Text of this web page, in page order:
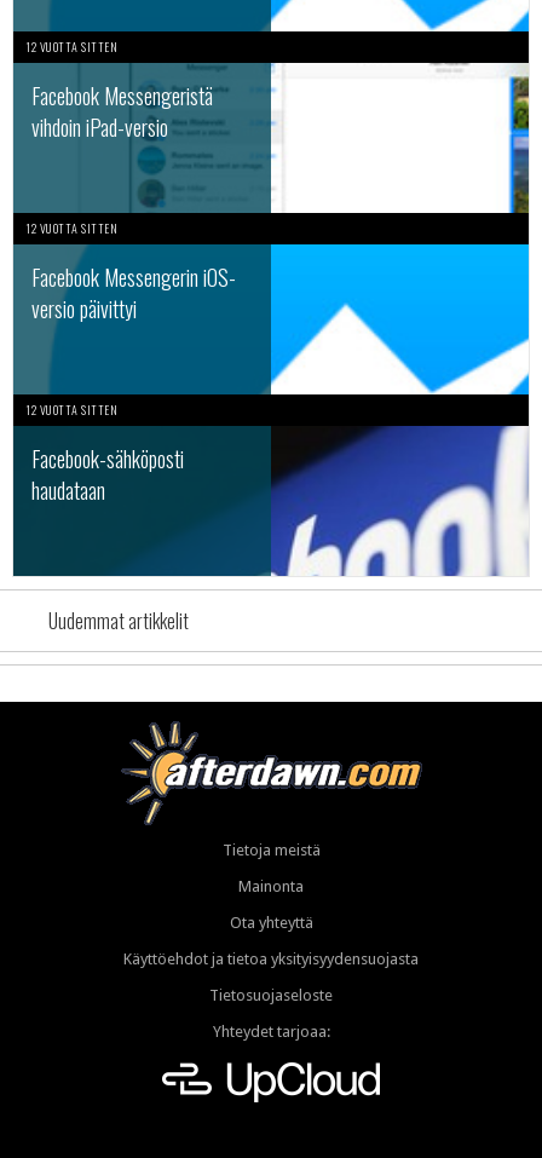
12 VUOTTA SITTEN
Facebook Messengeristä
vihdoin iPad-versio
12 VUOTTA SITTEN
Facebook Messengerin iOS-
versio päivittyi
12 VUOTTA SITTEN
Facebook-sähköposti
haudataan
Uudemmat artikkelit
Tietoja meistä
Mainonta
Ota yhteyttä
Käyttöehdot ja tietoa yksityisyydensuojasta
Tietosuojaseloste
Yhteydet tarjoaa: